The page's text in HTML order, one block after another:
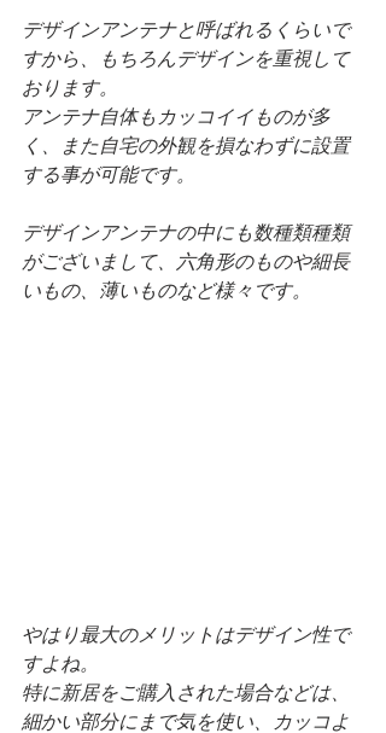
デザインアンテナと呼ばれるくらいで
すから、もちろんデザインを重視して
おります。
アンテナ自体もカッコイイものが多
く、また自宅の外観を損なわずに設置
する事が可能です。
デザインアンテナの中にも数種類種類
がございまして、六角形のものや細長
いもの、薄いものなど様々です。
やはり最大のメリットはデザイン性で
すよね。
特に新居をご購入された場合などは、
細かい部分にまで気を使い、カッコよ